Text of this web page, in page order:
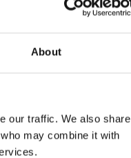
About
our traffic. We also share
may combine it with